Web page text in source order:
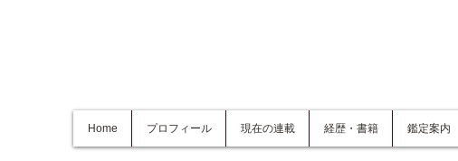
Home プロフィール 現在の連載 経歴・書籍 鑑定案内